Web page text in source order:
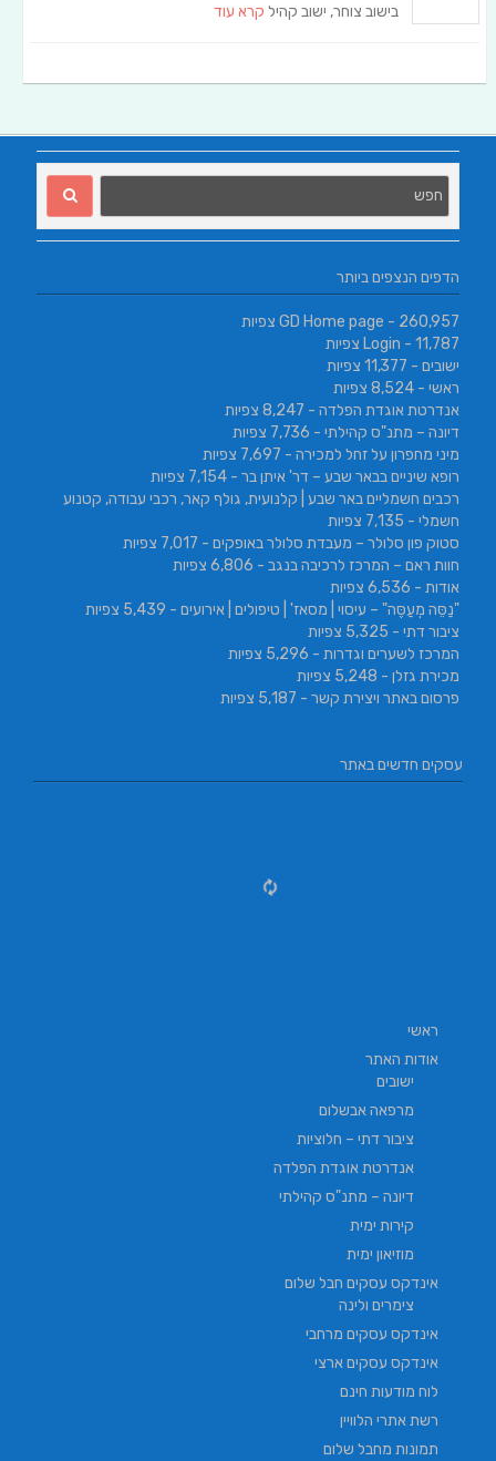
בישוב צוחר, ישוב קהיל קרא עוד
הדפים הנצפים ביותר
GD Home page - 260,957 צפיות
Login - 11,787 צפיות
ישובים - 11,377 צפיות
ראשי - 8,524 צפיות
אנדרטת אוגדת הפלדה - 8,247 צפיות
דיונה – מתנ"ס קהילתי - 7,736 צפיות
מיני מחפרון על זחל למכירה - 7,697 צפיות
רופא שיניים בבאר שבע – דר' איתן בר - 7,154 צפיות
רכבים חשמליים באר שבע | קלנועית, גולף קאר, רכבי עבודה, קטנוע
חשמלי - 7,135 צפיות
סטוק פון סלולר – מעבדת סלולר באופקים - 7,017 צפיות
חוות ראם – המרכז לרכיבה בנגב - 6,806 צפיות
אודות - 6,536 צפיות
"נַסֵּה מְעַסֶּה" – עיסוי | מסאז' | טיפולים | אירועים - 5,439 צפיות
ציבור דתי - 5,325 צפיות
המרכז לשערים וגדרות - 5,296 צפיות
מכירת גזלן - 5,248 צפיות
פרסום באתר ויצירת קשר - 5,187 צפיות
עסקים חדשים באתר
ראשי
אודות האתר
ישובים
מרפאה אבשלום
ציבור דתי – חלוציות
אנדרטת אוגדת הפלדה
דיונה – מתנ"ס קהילתי
קירות ימית
מוזיאון ימית
אינדקס עסקים חבל שלום
צימרים ולינה
אינדקס עסקים מרחבי
אינדקס עסקים ארצי
לוח מודעות חינם
רשת אתרי הלוויין
תמונות מחבל שלום